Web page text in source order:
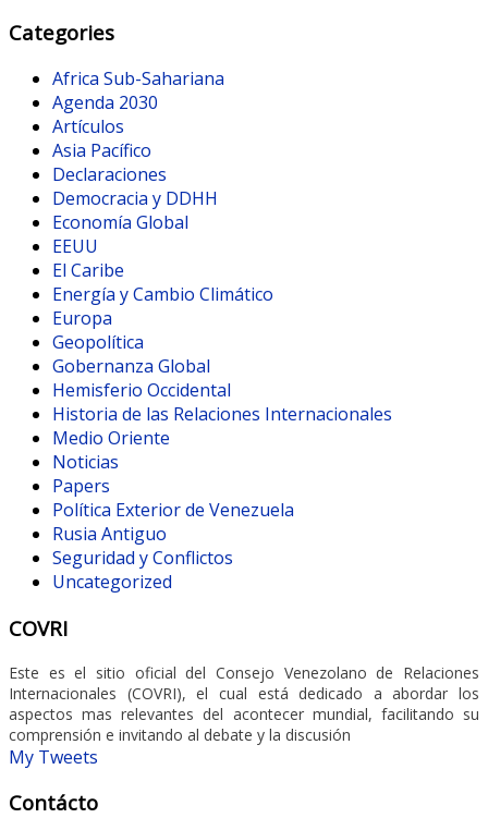
Categories
Africa Sub-Sahariana
Agenda 2030
Artículos
Asia Pacífico
Declaraciones
Democracia y DDHH
Economía Global
EEUU
El Caribe
Energía y Cambio Climático
Europa
Geopolítica
Gobernanza Global
Hemisferio Occidental
Historia de las Relaciones Internacionales
Medio Oriente
Noticias
Papers
Política Exterior de Venezuela
Rusia Antiguo
Seguridad y Conflictos
Uncategorized
COVRI
Este es el sitio oficial del Consejo Venezolano de Relaciones
Internacionales (COVRI), el cual está dedicado a abordar los
aspectos mas relevantes del acontecer mundial, facilitando su
comprensión e invitando al debate y la discusión
My Tweets
Contácto